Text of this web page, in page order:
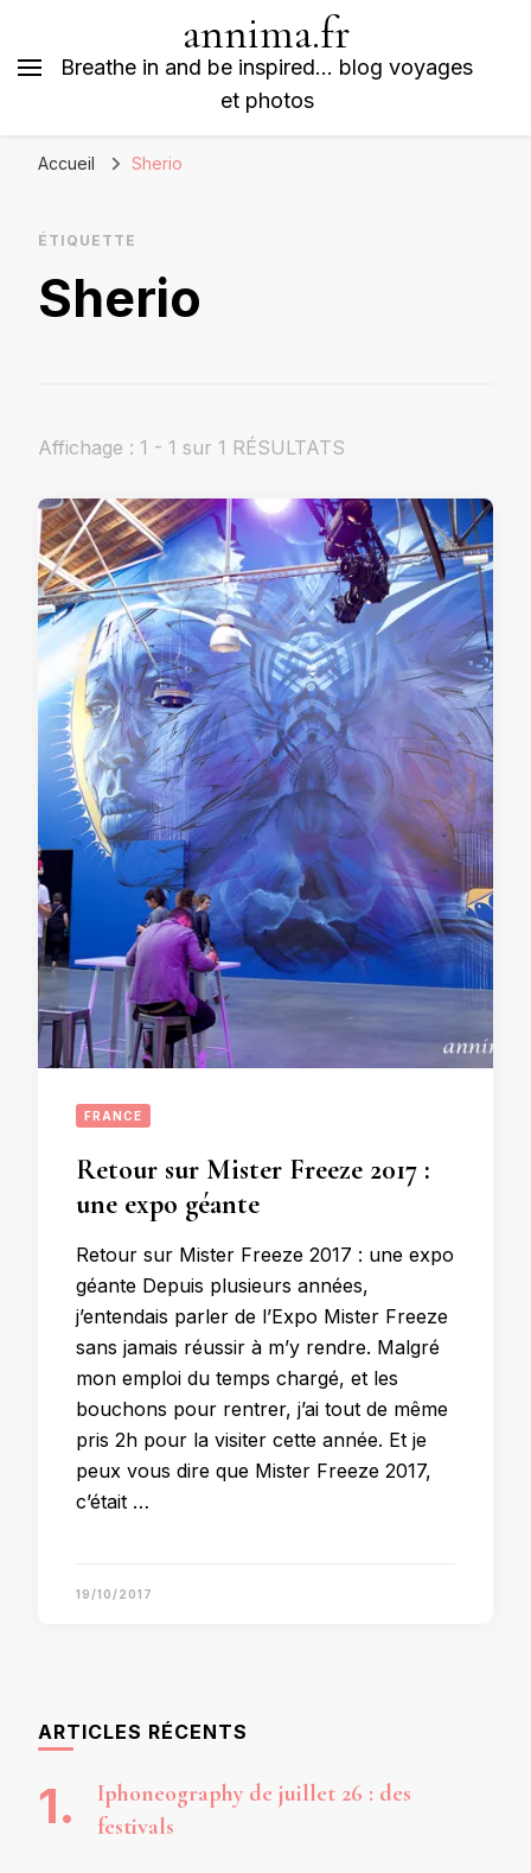
annima.fr
Breathe in and be inspired… blog voyages
et photos
Accueil Sherio
ÉTIQUETTE
Sherio
Affichage : 1 - 1 sur 1 RÉSULTATS
FRANCE
Retour sur Mister Freeze 2017 :
une expo géante
Retour sur Mister Freeze 2017 : une expo
géante Depuis plusieurs années,
j’entendais parler de l’Expo Mister Freeze
sans jamais réussir à m’y rendre. Malgré
mon emploi du temps chargé, et les
bouchons pour rentrer, j’ai tout de même
pris 2h pour la visiter cette année. Et je
peux vous dire que Mister Freeze 2017,
c’était …
19/10/2017
ARTICLES RÉCENTS
Iphoneography de juillet 26 : des
festivals